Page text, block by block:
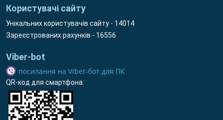
Користувачі сайту
Унікальних користувачів сайту - 14014
Зареєстрованих рахунків - 16556
Viber-bot
посилання на Viber-бот для ПК
QR-код для смартфона: